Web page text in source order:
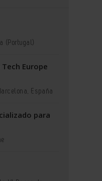
(Portugal)
Europe
España
para